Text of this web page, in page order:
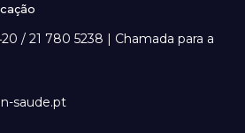
/ 21 780 5238 | Chamada para a
saude.pt